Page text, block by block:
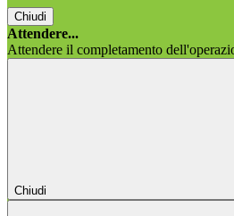
Chiudi
Attendere...
Attendere il completamento
Chiudi